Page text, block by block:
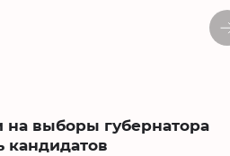
на выборы губернатора
кандидатов